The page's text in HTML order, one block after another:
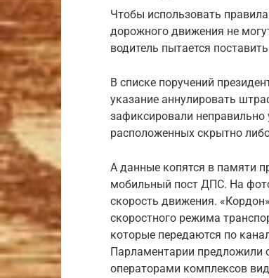
Чтобы использовать
дорожного движения не
водитель пытается
В списке поручений
указание аннулировать
зафиксировали
расположенных скрытно
А данные копятся в памяти
мобильный пост ДПС. На
скорость движения.
скоростного режима
которые передаются по
Парламентарии предложили
операторами комплексов